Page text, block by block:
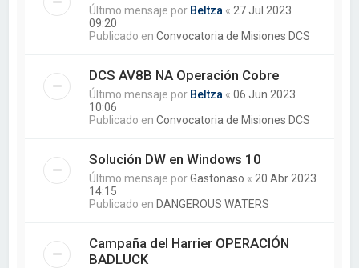
Último mensaje por Beltza « 27 Jul 2023
09:20
Publicado enConvocatoria de Misiones DCS
DCS AV8B NA Operación Cobre
Último mensaje por Beltza «06 Jun 2023
10:06
Publicado enConvocatoria de Misiones DCS
Solución DW en Windows 10
Último mensaje porGastonaso « 20 Abr 2023
14:15
Publicado en DANGEROUS WATERS
Campaña del Harrier OPERACIÓN
BADLUCK